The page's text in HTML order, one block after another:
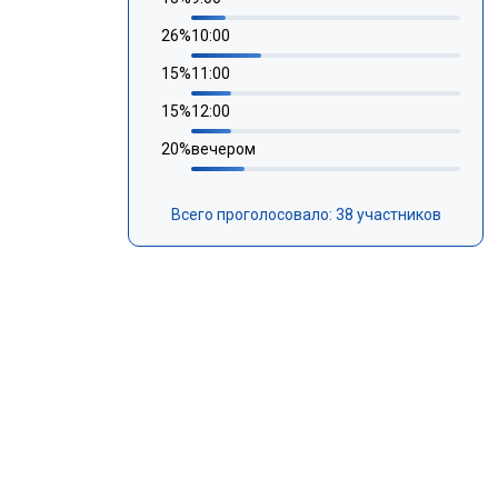
26%10:00
15%11:00
15%12:00
20%вечером
Всего проголосовало: 38 участников